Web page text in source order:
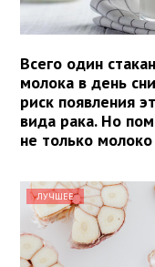
Всего один стакан
молока в день
риск появления
вида рака. Но
не только молоко
ЛУЧШЕЕ